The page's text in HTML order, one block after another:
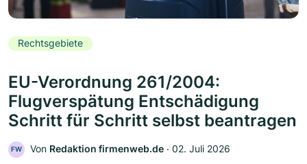
Rechtsgebiete
EU-Verordnung 261/2004:
Flugverspätung Entschädigung
Schritt für Schritt selbst beantragen
FW Von Redaktion firmenweb.de ‧ 02. Juli 2026